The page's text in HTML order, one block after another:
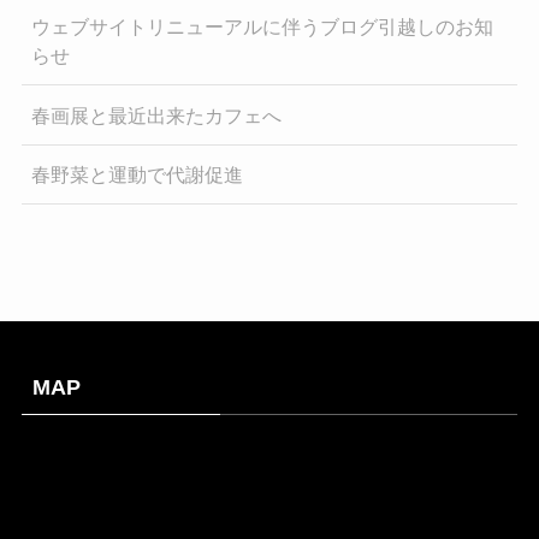
ウェブサイトリニューアルに伴うブログ引越しのお知
らせ
春画展と最近出来たカフェへ
春野菜と運動で代謝促進
MAP